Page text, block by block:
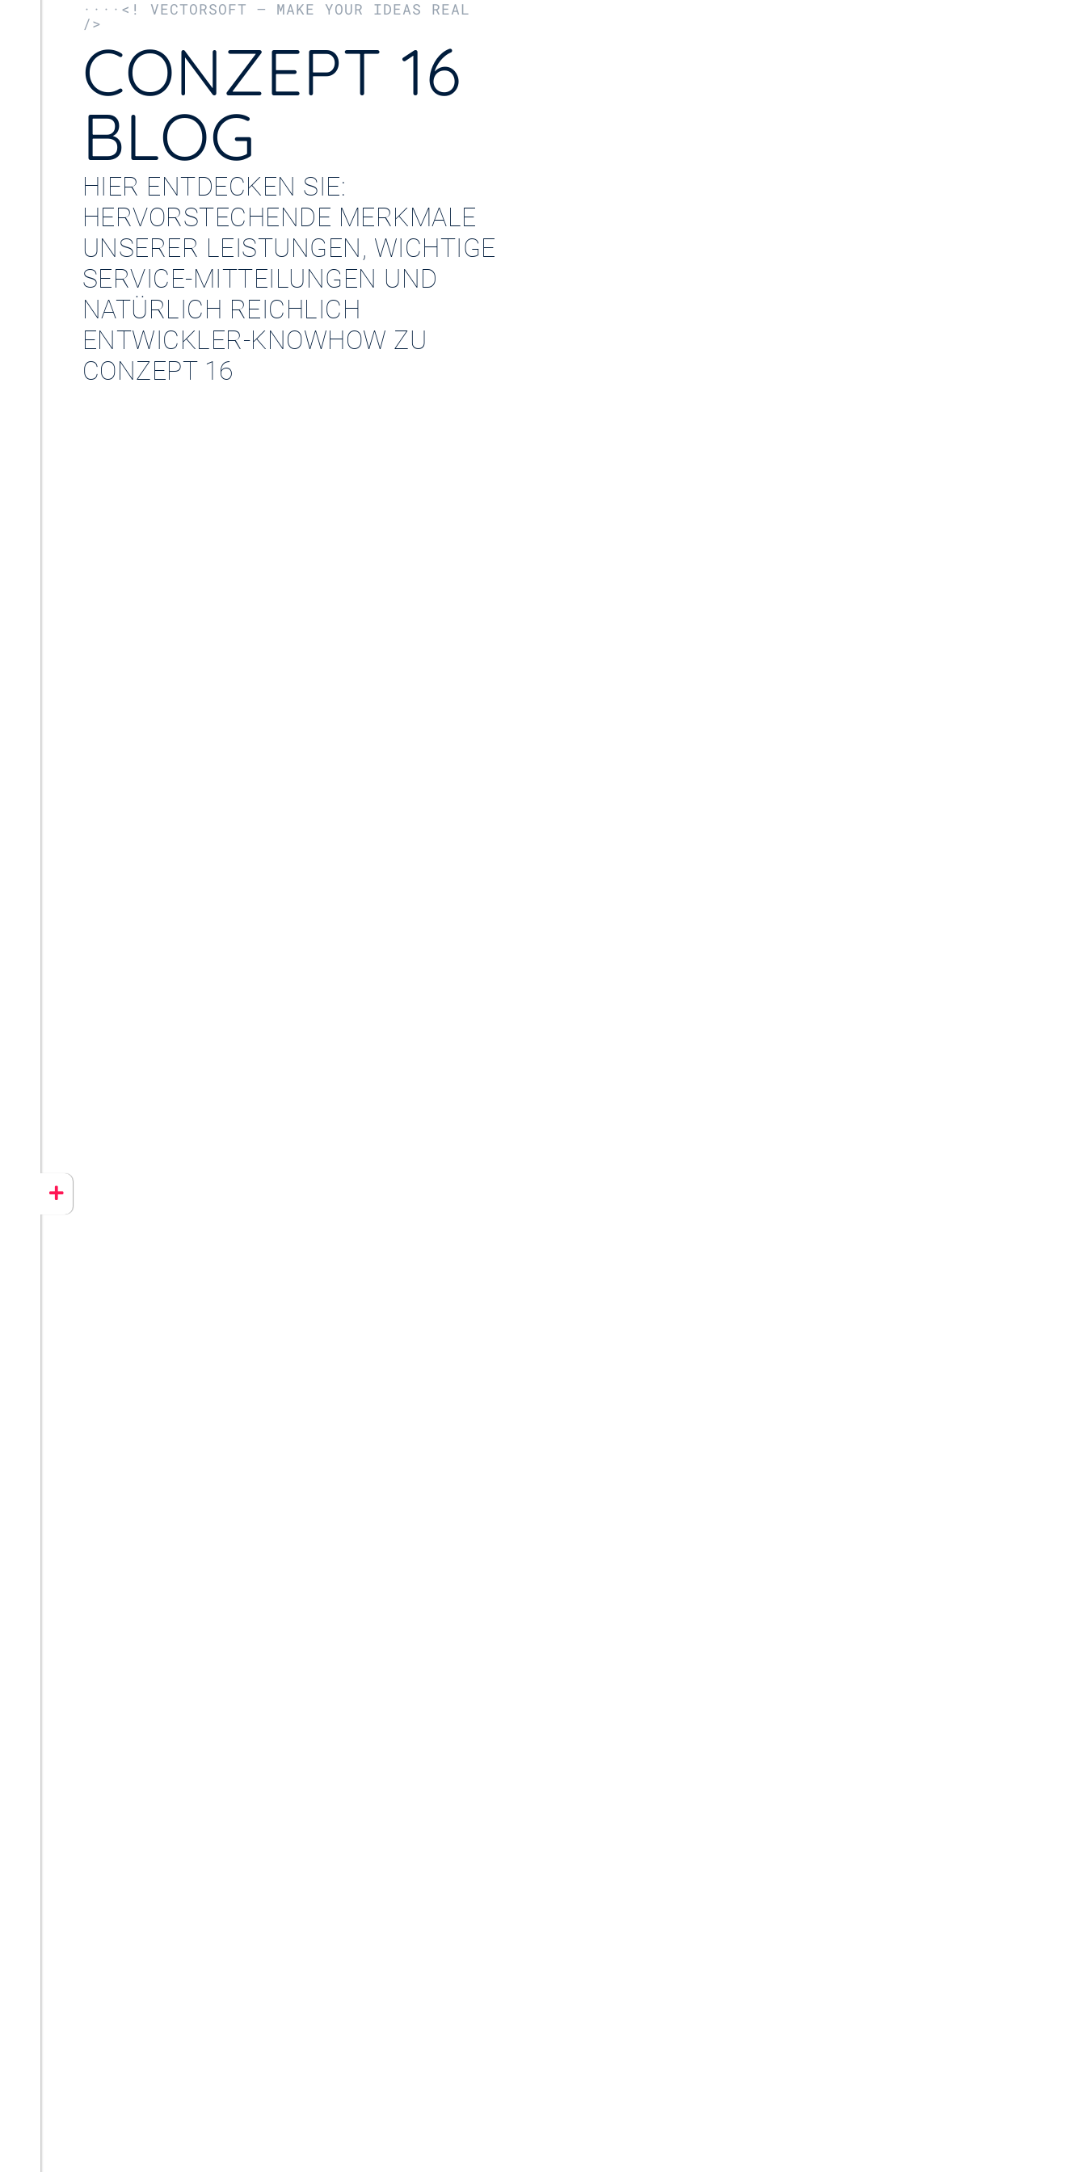
····<! VECTORSOFT – MAKE YOUR IDEAS REAL
/>
CONZEPT 16
BLOG
HIER ENTDECKEN SIE:
HERVORSTECHENDE MERKMALE
UNSERER LEISTUNGEN, WICHTIGE
SERVICE-MITTEILUNGEN UND
NATÜRLICH REICHLICH
ENTWICKLER-KNOWHOW ZU
CONZEPT 16